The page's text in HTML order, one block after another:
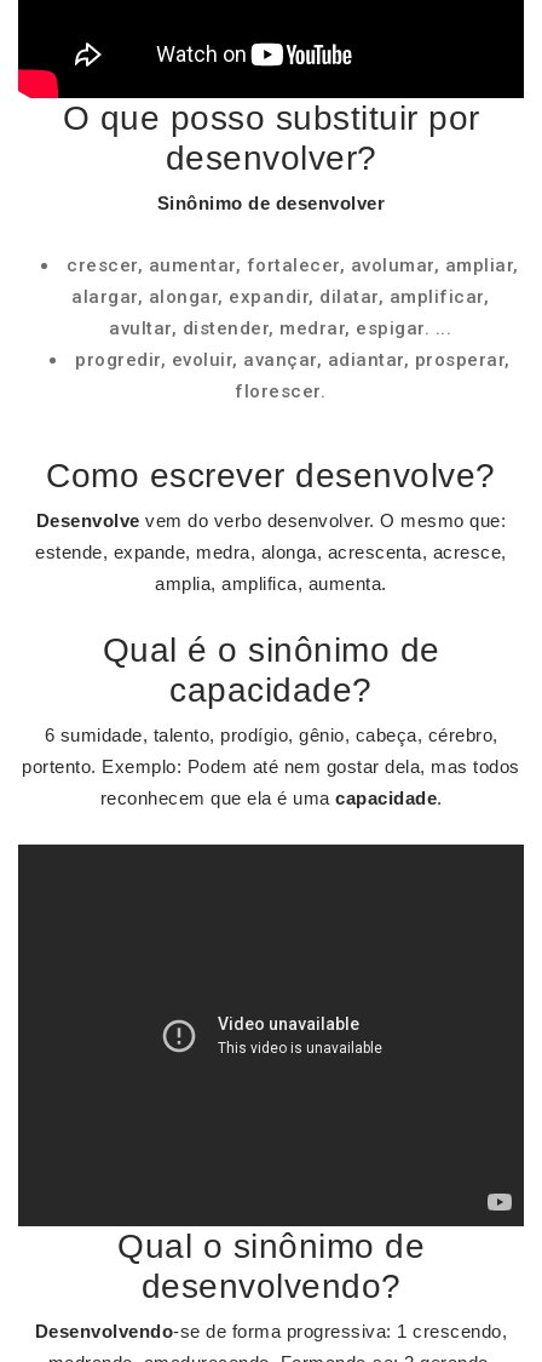
O que posso substituir por
desenvolver?
Sinônimo de desenvolver
crescer, aumentar, fortalecer, avolumar, ampliar,
alargar, alongar, expandir, dilatar, amplificar,
avultar, distender, medrar, espigar. ...
progredir, evoluir, avançar, adiantar, prosperar,
florescer.
Como escrever desenvolve?
Desenvolve vem do verbo desenvolver. O mesmo que:
estende, expande, medra, alonga, acrescenta, acresce,
amplia, amplifica, aumenta.
Qual é o sinônimo de
capacidade?
6 sumidade, talento, prodígio, gênio, cabeça, cérebro,
portento. Exemplo: Podem até nem gostar dela, mas todos
reconhecem que ela é uma capacidade.
Qual o sinônimo de
desenvolvendo?
Desenvolvendo-se de forma progressiva: 1 crescendo,